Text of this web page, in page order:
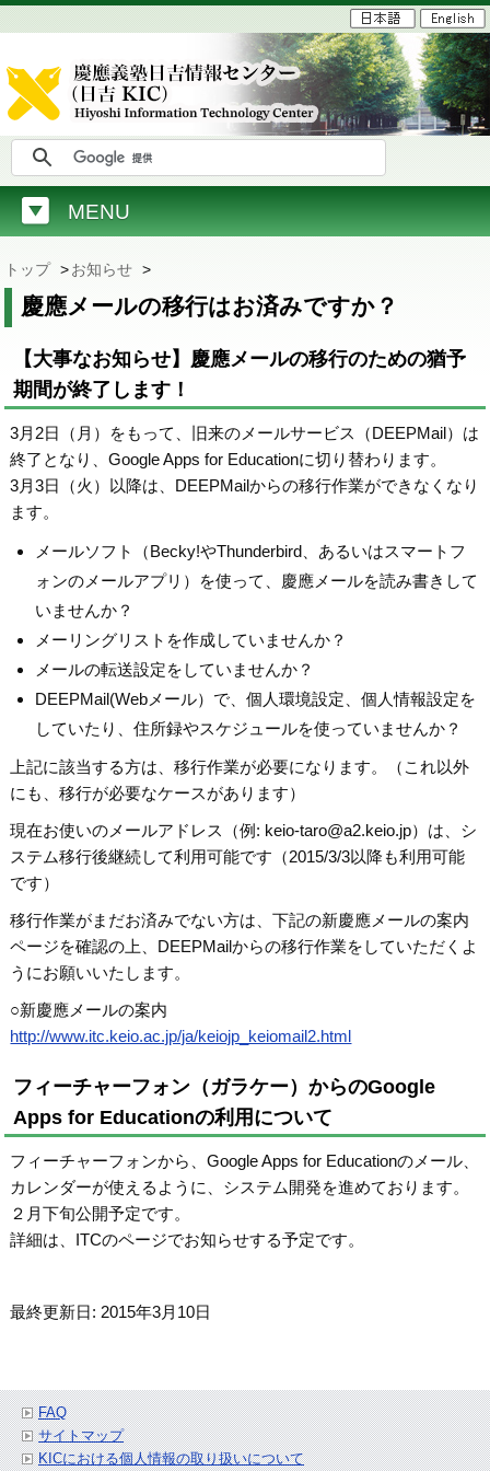
MENU
トップ >お知らせ >
慶應メールの移行はお済みですか？
【大事なお知らせ】慶應メールの移行のための猶予
期間が終了します！
3月2日（月）をもって、旧来のメールサービス（DEEPMail）は
終了となり、Google Apps for Educationに切り替わります。
3月3日（火）以降は、DEEPMailからの移行作業ができなくなり
ます。
メールソフト（Becky!やThunderbird、あるいはスマートフ
ォンのメールアプリ）を使って、慶應メールを読み書きして
いませんか？
メーリングリストを作成していませんか？
メールの転送設定をしていませんか？
DEEPMail(Webメール）で、個人環境設定、個人情報設定を
していたり、住所録やスケジュールを使っていませんか？
上記に該当する方は、移行作業が必要になります。（これ以外
にも、移行が必要なケースがあります）
現在お使いのメールアドレス（例: keio-taro@a2.keio.jp）は、シ
ステム移行後継続して利用可能です（2015/3/3以降も利用可能
です）
移行作業がまだお済みでない方は、下記の新慶應メールの案内
ページを確認の上、DEEPMailからの移行作業をしていただくよ
うにお願いいたします。
○新慶應メールの案内
http://www.itc.keio.ac.jp/ja/keiojp_keiomail2.html
フィーチャーフォン（ガラケー）からのGoogle
Apps for Educationの利用について
フィーチャーフォンから、Google Apps for Educationのメール、
カレンダーが使えるように、システム開発を進めております。
２月下旬公開予定です。
詳細は、ITCのページでお知らせする予定です。
最終更新日: 2015年3月10日
FAQ
サイトマップ
KICにおける個人情報の取り扱いについて